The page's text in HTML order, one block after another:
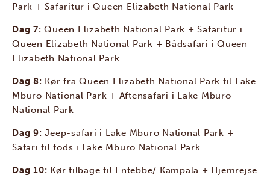
Park + Safaritur i Queen Elizabeth National Park
Dag 7:Queen Elizabeth National Park + Safaritur i
Queen Elizabeth National Park + Bådsafari i Queen
Elizabeth National Park
Dag 8: Kør fra Queen Elizabeth National Park til Lake
Mburo National Park + Aftensafari i Lake Mburo
National Park
Dag 9:Jeep-safari i Lake Mburo National Park +
Safari til fods i Lake Mburo National Park
Dag 10: Kør tilbage til Entebbe/ Kampala + Hjemrejse